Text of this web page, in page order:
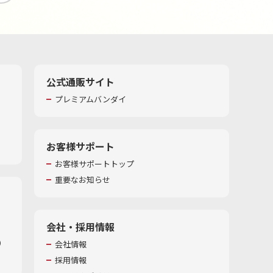
公式通販サイト
プレミアムバンダイ
お客様サポート
お客様サポートトップ
重要なお知らせ
会社・採用情報
会社情報
採用情報